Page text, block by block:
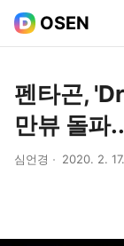
OSEN
펜타곤,
만뷰 돌파
심언경 2020. 2.